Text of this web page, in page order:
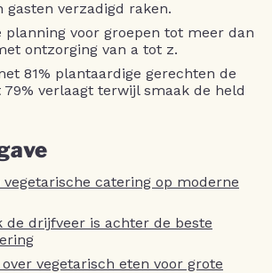
gasten verzadigd raken.
planning voor groepen tot meer dan
ontzorging van a tot z.
81% plantaardige gerechten de
verlaagt terwijl smaak de held
vegetarische catering op moderne
de drijfveer is achter de beste
vegetarisch eten voor grote